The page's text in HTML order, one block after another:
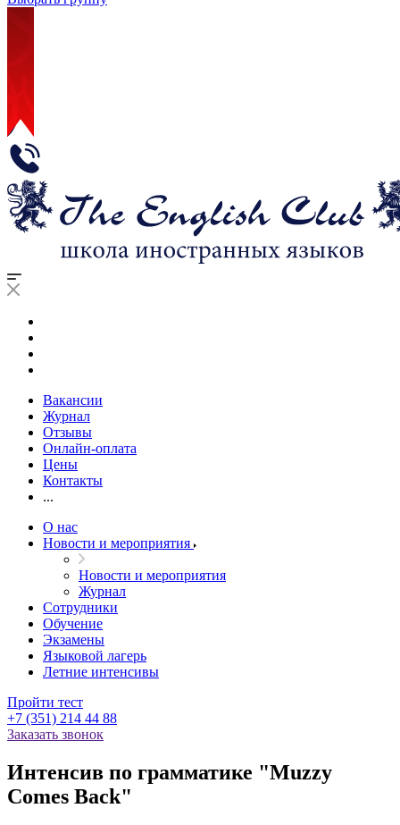
Вакансии
Журнал
Отзывы
Онлайн-оплата
Цены
Контакты
...
О нас
Новости и мероприятия
Новости и мероприятия
Журнал
Сотрудники
Обучение
Экзамены
Языковой лагерь
Летние интенсивы
Пройти тест
+7 (351) 214 44 88
Заказать звонок
Интенсив по грамматике "Muzzy
Comes Back"